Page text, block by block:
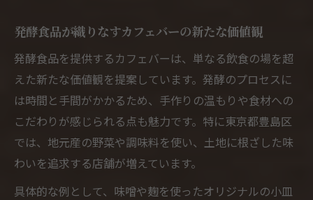
発酵食品が織りなすカフェバーの新たな価値観
発酵食品を提供するカフェバーは、単なる飲食の場を超
えた新たな価値観を提案しています。発酵のプロセスに
は時間と手間がかかるため、手作りの温もりや食材への
こだわりが感じられる点も魅力です。特に東京都豊島区
では、地元産の野菜や調味料を使い、土地に根ざした味
わいを追求する店舗が増えています。
具体的な例として、味噌や麹を使ったオリジナルの小皿